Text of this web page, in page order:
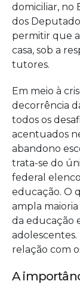
domiciliar, no
dos
permitir que
casa, sob a
tutores.
Em meio à
decorrência
todos os
acentuados
abandono
trata-se do
federal
educação. O
ampla maioria
da educação
relação com
A